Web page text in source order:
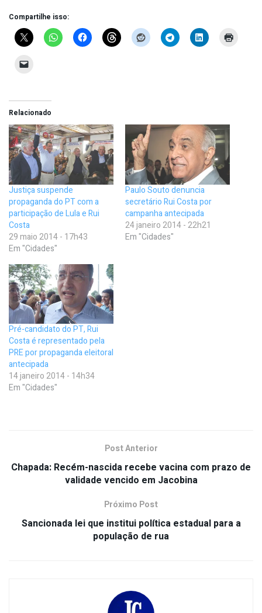
Compartilhe isso:
Relacionado
Justiça suspende
propaganda do PT com a
participação de Lula e Rui
Costa
29 maio 2014 - 17h43
Em "Cidades"
Paulo Souto denuncia
secretário Rui Costa por
campanha antecipada
24 janeiro 2014 - 22h21
Em "Cidades"
Pré-candidato do PT, Rui
Costa é representado pela
PRE por propaganda eleitoral
antecipada
14 janeiro 2014 - 14h34
Em "Cidades"
Post Anterior
Chapada: Recém-nascida recebe vacina com prazo de
validade vencido em Jacobina
Próximo Post
Sancionada lei que institui política estadual para a
população de rua